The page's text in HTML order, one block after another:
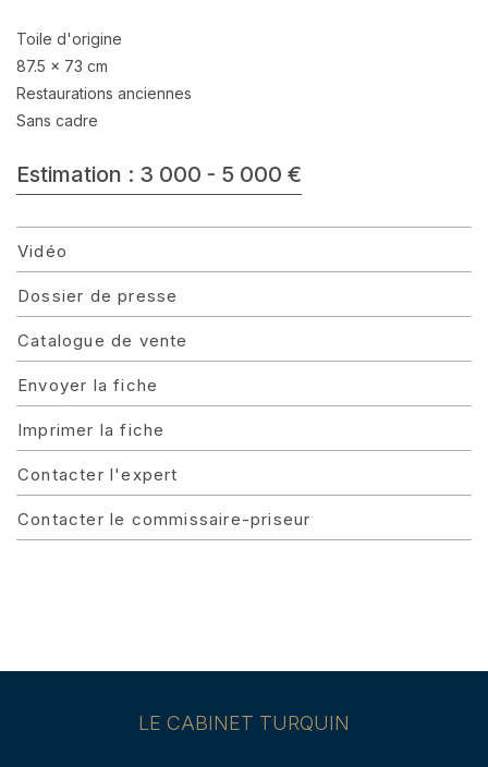
Toile d'origine
87.5 x 73 cm
Restaurations anciennes
Sans cadre
Estimation : 3 000 - 5 000 €
Vidéo
Dossier de presse
Catalogue de vente
Envoyer la fiche
Imprimer la fiche
Contacter l'expert
Contacter le commissaire-priseur
LE CABINET TURQUIN